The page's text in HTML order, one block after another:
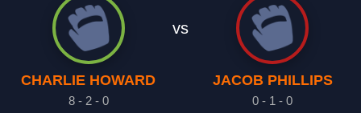
CHARLIE HOWARD
8 - 2 - 0
vs
JACOB PHILLIPS
0 - 1 - 0